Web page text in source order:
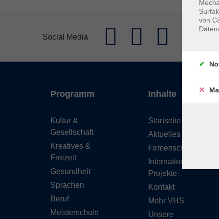
Social Media
Programm
Kultur &
Gesellschaft
Kreatives &
Freizeit
Gesundheit
Sprachen
Beruf
Meisterschule
Inhalte
Startseite
Aktuelles
Firmenschulungen
Internationale
Projekte
Kontakt
Mehr VHS
Unsere
von